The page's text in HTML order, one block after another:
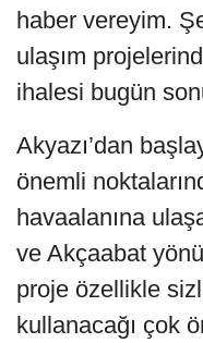
haber vereyim.
ulaşım
ihalesi bugün
Akyazı’dan
önemli
havaalanına
ve Akçaabat
proje özellikle
kullanacağı çok